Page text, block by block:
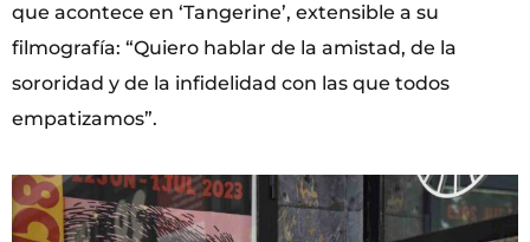
que acontece en ‘Tangerine’, extensible a su
filmografía: “Quiero hablar de la amistad, de la
sororidad y de la infidelidad con las que todos
empatizamos”.